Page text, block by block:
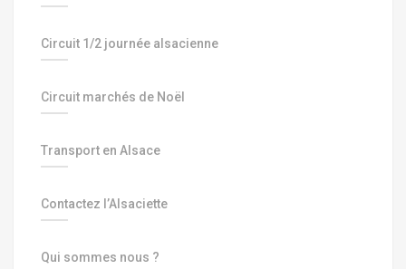
Circuit 1/2 journée alsacienne
Circuit marchés de Noël
Transport en Alsace
Contactez l’Alsaciette
Qui sommes nous ?